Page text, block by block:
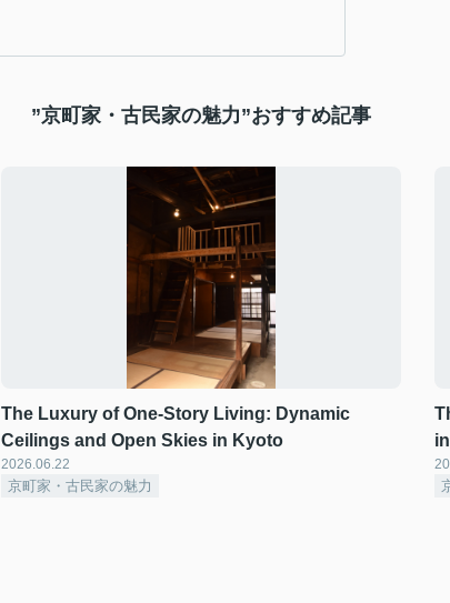
”京町家・古民家の魅力”おすすめ記事
The Luxury of One-Story Living: Dynamic
Ceilings and Open Skies in Kyoto
2026.06.22
京町家・古民家の魅力